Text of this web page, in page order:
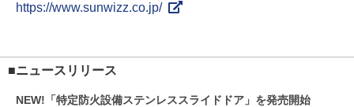
https://www.sunwizz.co.jp/
■ニュースリリース
NEW!「特定防火設備ステンレススライドドア」を発売開始